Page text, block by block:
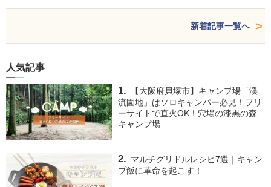
新着記事一覧へ
人気記事
【大阪府貝塚市】キャンプ場「渓
流園地」はソロキャンパー必見！フリ
ーサイトで直火OK！穴場の漆黒の森
キャンプ場
マルチグリドルレシピ7選｜キャン
プ飯に革命を起こす！